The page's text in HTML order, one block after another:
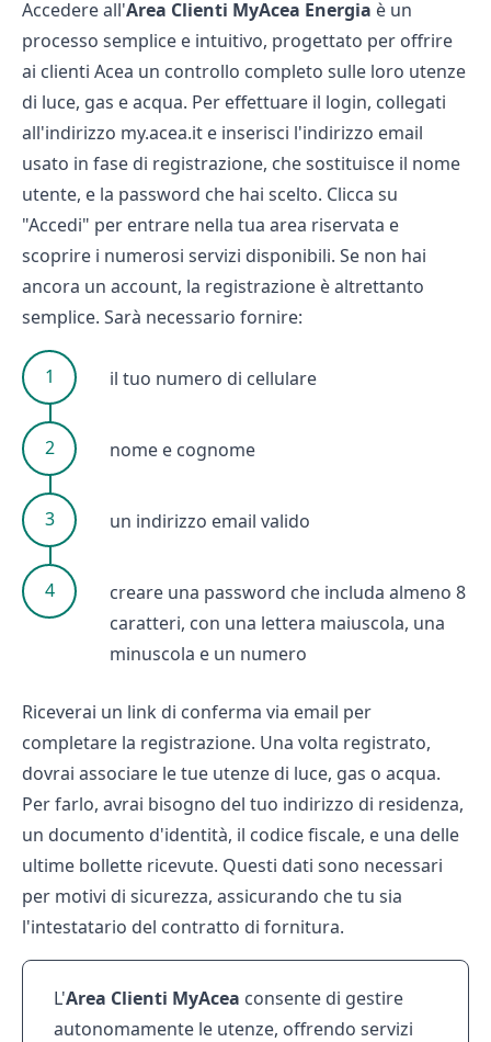
Accedere all'Area Clienti MyAcea Energia è un
processo semplice e intuitivo, progettato per offrire
ai clienti Acea un controllo completo sulle loro utenze
di luce, gas e acqua. Per effettuare il login, collegati
all'indirizzo my.acea.it e inserisci l'indirizzo email
usato in fase di registrazione, che sostituisce il nome
utente, e la password che hai scelto. Clicca su
"Accedi" per entrare nella tua area riservata e
scoprire i numerosi servizi disponibili. Se non hai
ancora un account, la registrazione è altrettanto
semplice. Sarà necessario fornire:
il tuo numero di cellulare
nome e cognome
un indirizzo email valido
creare una password che includa almeno 8
caratteri, con una lettera maiuscola, una
minuscola e un numero
Riceverai un link di conferma via email per
completare la registrazione. Una volta registrato,
dovrai associare le tue utenze di luce, gas o acqua.
Per farlo, avrai bisogno del tuo indirizzo di residenza,
un documento d'identità, il codice fiscale, e una delle
ultime bollette ricevute. Questi dati sono necessari
per motivi di sicurezza, assicurando che tu sia
l'intestatario del contratto di fornitura.
L'Area Clienti MyAcea consente di gestire
autonomamente le utenze, offrendo servizi